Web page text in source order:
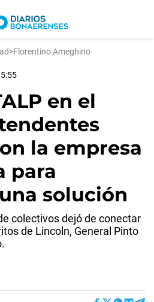
>Florentino Ameghino
en el
la empresa
para
solución
colectivos dejó de conectar
de Lincoln, General Pinto